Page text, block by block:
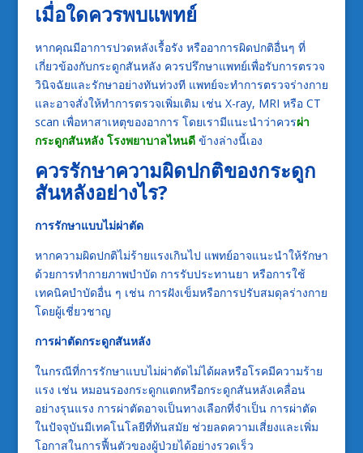
เมื่อใดควรพบแพทย์
หากคุณมีอาการปวดหลังเรื้อรัง หรืออาการผิดปกติอื่นๆ ที่
เกี่ยวข้องกับกระดูกสันหลัง ควรปรึกษาแพทย์เพื่อรับการตรวจ
วินิจฉัยและรักษาอย่างทันท่วงที แพทย์จะทำการตรวจร่างกาย
และอาจสั่งให้ทำการตรวจเพิ่มเติม เช่น X-ray, MRI หรือ CT
scan เพื่อหาสาเหตุของอาการ โดยเรามีแนะนำว่าควรผ่า
กระดูกสันหลัง โรงพยาบาลไหนดี ข้างล่างนี้เอง
ควรรักษาความผิดปกติของกระดูก
สันหลังอย่างไร?
การรักษาแบบไม่ผ่าตัด
หากความผิดปกติไม่ร้ายแรงเกินไป แพทย์อาจแนะนำให้รักษา
ด้วยการทำกายภาพบำบัด การรับประทานยา หรือการใช้
เทคนิคบำบัดอื่น ๆ เช่น การฝังเข็มหรือการปรับสมดุลร่างกาย
โดยผู้เชี่ยวชาญ
การผ่าตัดกระดูกสันหลัง
ในกรณีที่การรักษาแบบไม่ผ่าตัดไม่ได้ผลหรือโรคมีความร้าย
แรง เช่น หมอนรองกระดูกแตกหรือกระดูกสันหลังเคลื่อน
อย่างรุนแรง การผ่าตัดอาจเป็นทางเลือกที่จำเป็น การผ่าตัด
ในปัจจุบันมีเทคโนโลยีที่ทันสมัย ช่วยลดความเสี่ยงและเพิ่ม
โอกาสในการฟื้นตัวของผู้ป่วยได้อย่างรวดเร็ว